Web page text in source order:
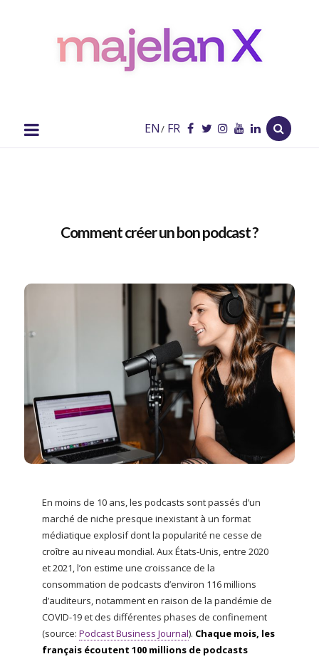
majelan
X
Blog
EN/ FR
Comment créer un bon podcast ?
En moins de 10 ans, les podcasts sont passés d’un
marché de niche presque inexistant à un format
médiatique explosif dont la popularité ne cesse de
croître au niveau mondial. Aux États-Unis, entre 2020
et 2021, l’on estime une croissance de la
consommation de podcasts d’environ 116 millions
d’auditeurs, notamment en raison de la pandémie de
COVID-19 et des différentes phases de confinement
(source: Podcast Business Journal). Chaque mois, les
français écoutent 100 millions de podcasts